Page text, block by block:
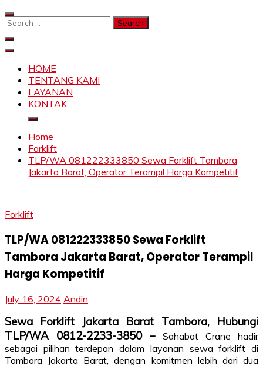
Skip
to
Search
SKYLIFTHOME
TENTANG KAMI
LAYANAN
KONTAK
Home
Forklift
TLP/WA 081222333850 Sewa Forklift Tambora
Jakarta Barat, Operator Terampil Harga Kompetitif
Forklift
TLP/WA 081222333850 Sewa Forklift
Tambora Jakarta Barat, Operator Terampil
Harga Kompetitif
July 16, 2024 Andin
Sewa Forklift Jakarta Barat Tambora, Hubungi
TLP/WA 0812-2233-3850 – Sahabat Crane hadir
sebagai pilihan terdepan dalam layanan sewa forklift di
Tambora Jakarta Barat, dengan komitmen lebih dari dua